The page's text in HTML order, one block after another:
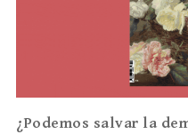
¿Podemos salvar la